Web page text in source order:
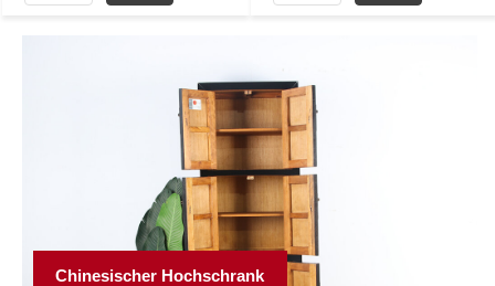
Chinesischer Hochschrank